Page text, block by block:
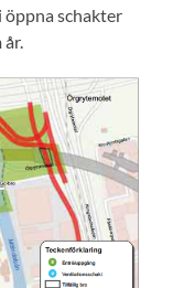
öppna schakter
år.